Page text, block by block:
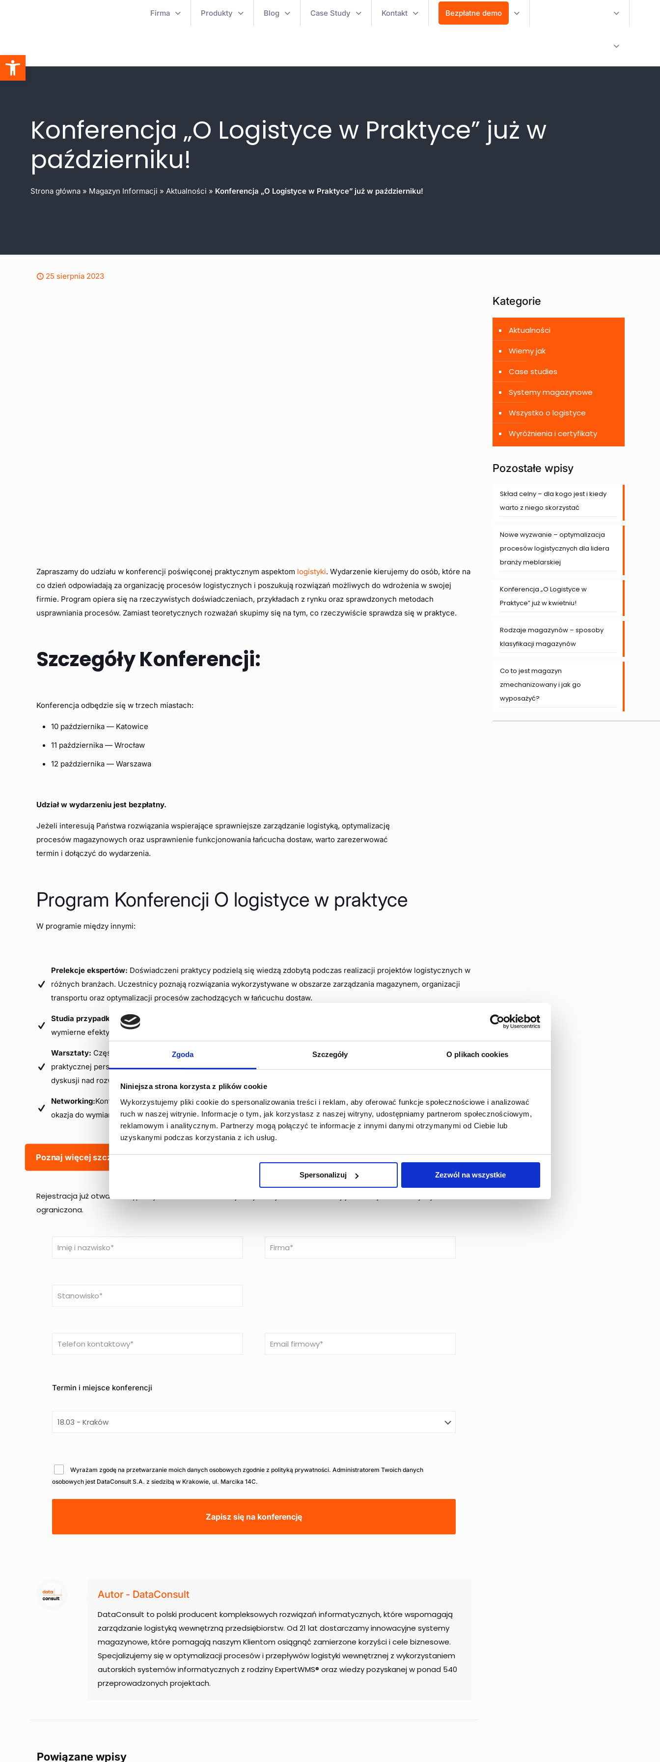
Otwórz pasek narzędzi
Zgoda Szczegóły O plikach cookies
Niniejsza strona korzysta z plików cookie
Wykorzystujemy pliki cookie do spersonalizowania treści i reklam, aby oferować funkcje społecznościowe i analizować
ruch w naszej witrynie. Informacje o tym, jak korzystasz z naszej witryny, udostępniamy partnerom społecznościowym,
reklamowym i analitycznym. Partnerzy mogą połączyć te informacje z innymi danymi otrzymanymi od Ciebie lub
uzyskanymi podczas korzystania z ich usług.
Spersonalizuj Zezwól na wszystkie
Firma Produkty Blog Case Study Kontakt Bezpłatne demo
Konferencja „O Logistyce w Praktyce” już w
październiku!
Strona główna » Magazyn Informacji » Aktualności » Konferencja „O Logistyce w Praktyce” już w październiku!
25 sierpnia 2023
Zapraszamy do udziału w konferencji poświęconej praktycznym aspektom logistyki. Wydarzenie kierujemy do osób, które na
co dzień odpowiadają za organizację procesów logistycznych i poszukują rozwiązań możliwych do wdrożenia w swojej
firmie. Program opiera się na rzeczywistych doświadczeniach, przykładach z rynku oraz sprawdzonych metodach
usprawniania procesów. Zamiast teoretycznych rozważań skupimy się na tym, co rzeczywiście sprawdza się w praktyce.
Szczegóły Konferencji:
Konferencja odbędzie się w trzech miastach:
10 października — Katowice
11 października — Wrocław
12 października — Warszawa
Udział w wydarzeniu jest bezpłatny.
Jeżeli interesują Państwa rozwiązania wspierające sprawniejsze zarządzanie logistyką, optymalizację
procesów magazynowych oraz usprawnienie funkcjonowania łańcucha dostaw, warto zarezerwować
termin i dołączyć do wydarzenia.
Program Konferencji O logistyce w praktyce
W programie między innymi:
Prelekcje ekspertów: Doświadczeni praktycy podzielą się wiedzą zdobytą podczas realizacji projektów logistycznych w
różnych branżach. Uczestnicy poznają rozwiązania wykorzystywane w obszarze zarządzania magazynem, organizacji
transportu oraz optymalizacji procesów zachodzących w łańcuchu dostaw.
Studia przypadków:Zaprezentujemy przykłady firm, które wdrożyły konkretne rozwiązania logistyczne i osiągnęły
wymierne efekty. Omówimy przebieg projektów, napotkane wyzwania oraz rezultaty uzyskane po wprowadzeniu zmian.
Warsztaty: Część warsztatowa została przygotowana z myślą o osobach, które chcą spojrzeć na wybrane zagadnienia z
praktycznej perspektywy. Będzie to okazja do wspólnej analizy rzeczywistych problemów, wymiany doświadczeń oraz
dyskusji nad rozwiązaniami stosowanymi w codziennej pracy.
Networking:Konferencja stworzy przestrzeń do rozmów z ekspertami oraz przedstawicielami różnych branż. To dobra
okazja do wymiany doświadczeń, poznania nowych perspektyw i nawiązania wartościowych kontaktów biznesowych.
Poznaj więcej szczegółów dotyczących wydarzenia
Rejestracja już otwarta! Wypełnij formularz i zarezerwuj swoje miejsce na konferencji już dzisiaj, liczba miejsc jest
ograniczona.
Termin i miejsce konferencji
Wyrażam zgodę na przetwarzanie moich danych osobowych zgodnie z polityką prywatności. Administratorem Twoich danych
osobowych jest DataConsult S.A. z siedzibą w Krakowie, ul. Marcika 14C.
Autor - DataConsult
DataConsult to polski producent kompleksowych rozwiązań informatycznych, które wspomagają
zarządzanie logistyką wewnętrzną przedsiębiorstw. Od 21 lat dostarczamy innowacyjne systemy
magazynowe, które pomagają naszym Klientom osiągnąć zamierzone korzyści i cele biznesowe.
Specjalizujemy się w optymalizacji procesów i przepływów logistyki wewnętrznej z wykorzystaniem
autorskich systemów informatycznych z rodziny ExpertWMS® oraz wiedzy pozyskanej w ponad 540
przeprowadzonych projektach.
Powiązane wpisy
Kategorie
Aktualności
Wiemy jak
Case studies
Systemy magazynowe
Wszystko o logistyce
Wyróżnienia i certyfikaty
Pozostałe wpisy
Skład celny – dla kogo jest i kiedy
warto z niego skorzystać
Nowe wyzwanie – optymalizacja
procesów logistycznych dla lidera
branży meblarskiej
Konferencja „O Logistyce w
Praktyce” już w kwietniu!
Rodzaje magazynów – sposoby
klasyfikacji magazynów
Co to jest magazyn
zmechanizowany i jak go
wyposażyć?